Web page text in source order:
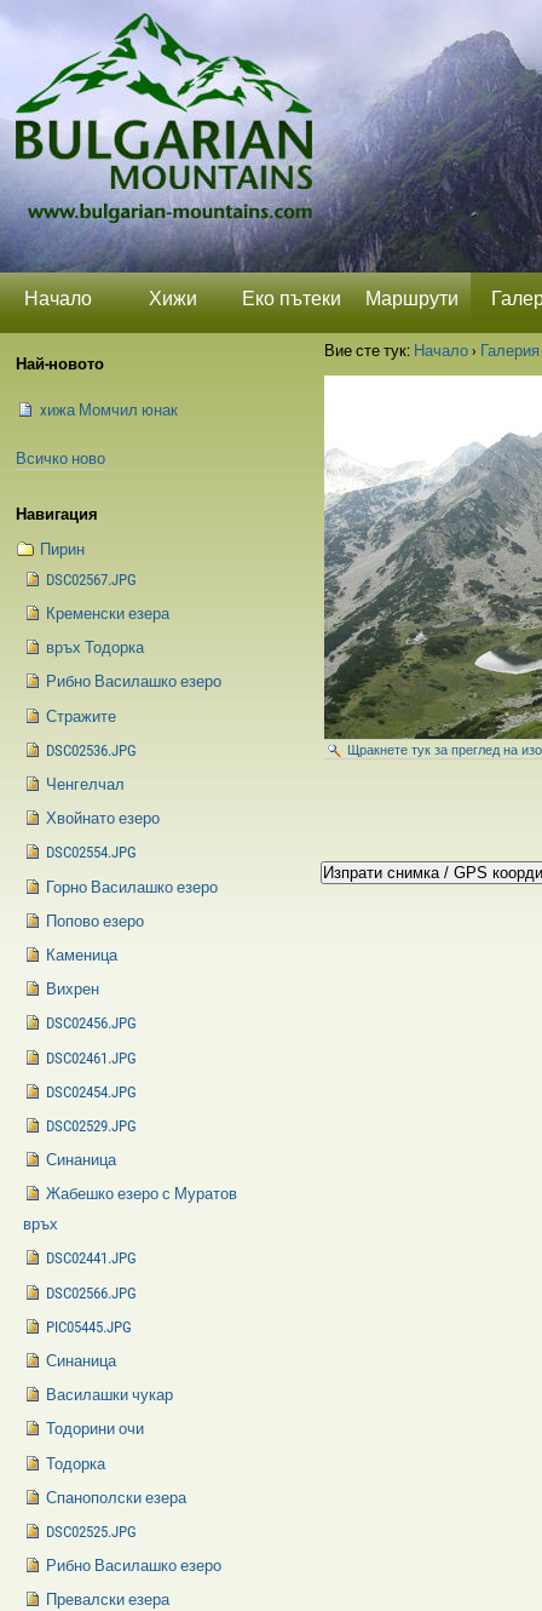
Начало Хижи Еко пътеки Маршрути
Вие сте тук: Начало › Галерия
Щракнете тук за преглед на
Най-новото
xижа Момчил юнак
Всичко ново
Навигация
Пирин
DSC02567.JPG
Кременски езера
връх Тодорка
Рибно Василашко езеро
Стражите
DSC02536.JPG
Ченгелчал
Хвойнато езеро
DSC02554.JPG
Горно Василашко езеро
Попово езеро
Каменица
Вихрен
DSC02456.JPG
DSC02461.JPG
DSC02454.JPG
DSC02529.JPG
Синаница
Жабешко езеро с Муратов
връх
DSC02441.JPG
DSC02566.JPG
PIC05445.JPG
Синаница
Василашки чукар
Тодорини очи
Тодорка
Спанополски езера
DSC02525.JPG
Рибно Василашко езеро
Превалски езера